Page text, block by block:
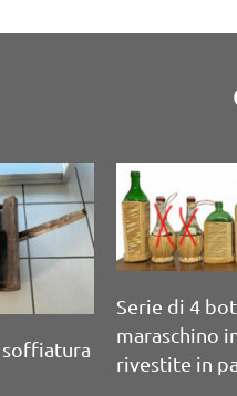
Serie di 7
vetro per